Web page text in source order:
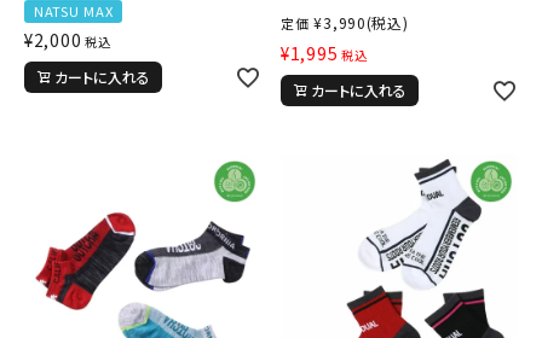
NATSU MAX
¥2,000 税込
カートに入れる
定価 ¥3,990(税込)
¥1,995 税込
カートに入れる